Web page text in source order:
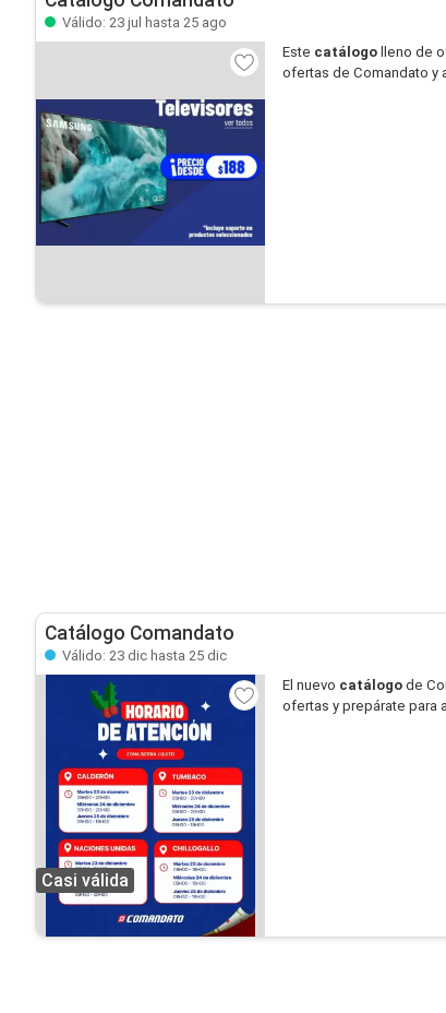
Válido: 23 jul hasta 25 ago
Este catálogo lleno de
ofertas de Comandato y
Catálogo Comandato
Válido: 23 dic hasta 25 dic
Casi válida
El nuevo catálogo de
ofertas y prepárate para